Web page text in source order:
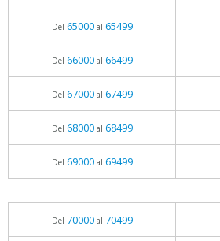
Del 65000al 65499
Del 66000al 66499
Del 67000al 67499
Del 68000al 68499
Del 69000al 69499
Del 70000al 70499